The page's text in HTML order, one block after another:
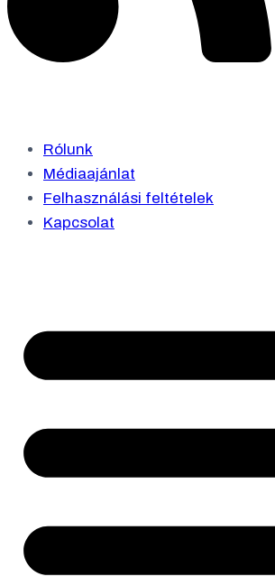
Rólunk
Médiaajánlat
Felhasználási feltételek
Kapcsolat